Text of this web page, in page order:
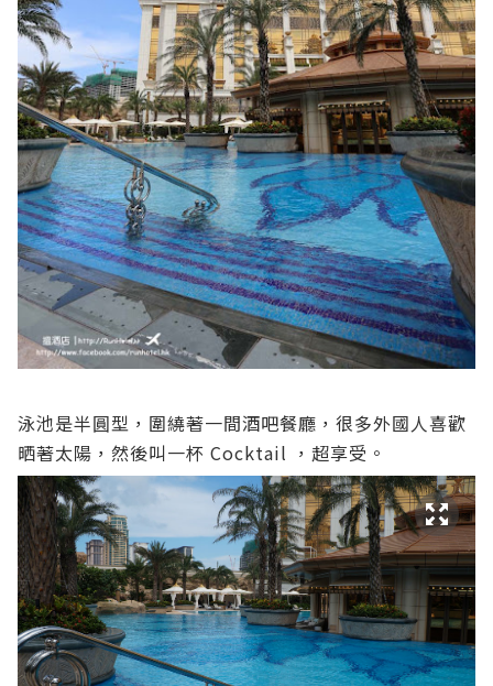
泳池是半圓型，圍繞著一間酒吧餐廳，很多外國人喜歡
晒著太陽，然後叫一杯 Cocktail ，超享受。